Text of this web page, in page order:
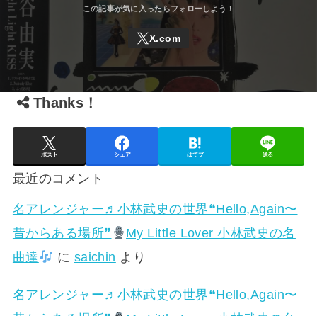
Thanks！
ポスト シェア はてブ 送る
最近のコメント
名アレンジャー♬ 小林武史の世界❝Hello,Again〜
昔からある場所❞
My Little Lover 小林武史の名
曲達
に saichin より
名アレンジャー♬ 小林武史の世界❝Hello,Again〜